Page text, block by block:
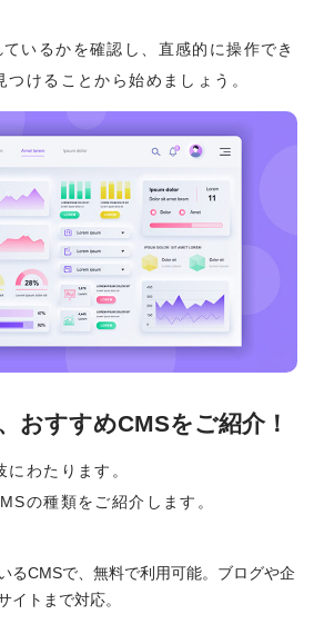
いるかを確認し、直感的に操作でき
けることから始めましょう。
おすすめCMSをご紹介！
わたります。
の種類をご紹介します。
るCMSで、無料で利用可能。ブログや企
イトまで対応。